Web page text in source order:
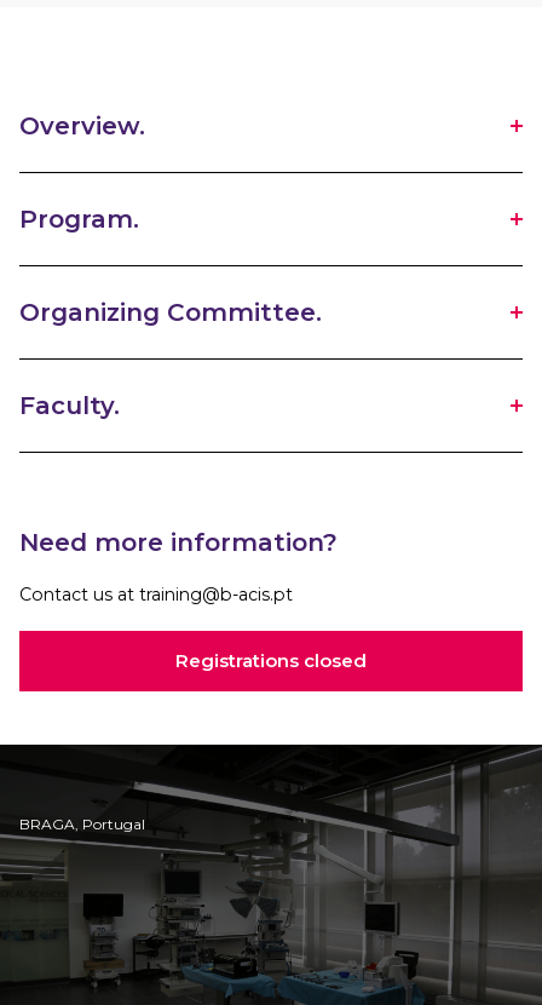
Overview.
Program.
Organizing Committee.
Faculty.
Need more information?
Contact us at training@b-acis.pt
Registrations closed
BRAGA, Portugal